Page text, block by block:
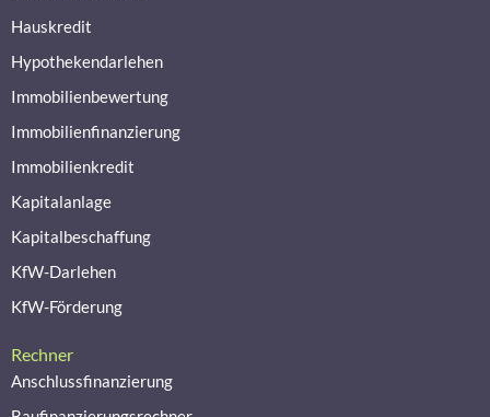
Hauskredit
Hypothekendarlehen
Immobilienbewertung
Immobilienfinanzierung
Immobilienkredit
Kapitalanlage
Kapitalbeschaffung
KfW-Darlehen
KfW-Förderung
Rechner
Anschlussfinanzierung